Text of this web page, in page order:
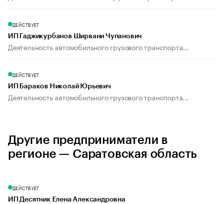
ДЕЙСТВУЕТ
ИП Гаджикурбанов Ширвани Чупанович
Деятельность автомобильного грузового транспорта...
ДЕЙСТВУЕТ
ИП Бараков Николай Юрьевич
Деятельность автомобильного грузового транспорта...
Другие предприниматели в
регионе — Саратовская область
ДЕЙСТВУЕТ
ИП Десятник Елена Александровна